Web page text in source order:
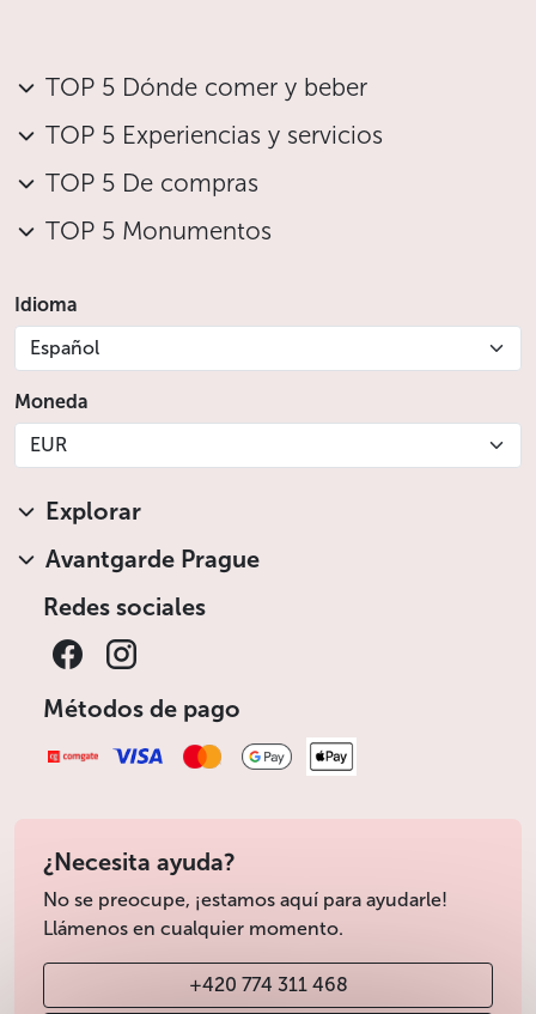
TOP 5 Dónde comer y beber
TOP 5 Experiencias y servicios
TOP 5 De compras
TOP 5 Monumentos
Idioma
Español
Moneda
EUR
Explorar
Avantgarde Prague
Redes sociales
Métodos de pago
¿Necesita ayuda?
No se preocupe, ¡estamos aquí para ayudarle!
Llámenos en cualquier momento.
+420 774 311 468